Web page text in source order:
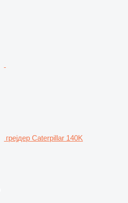
грејдер Caterpillar 140K